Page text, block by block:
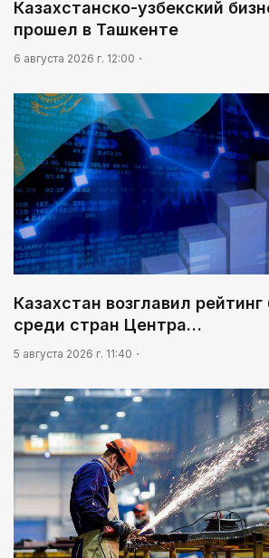
Казахстанско-узбекский
прошел в Ташкенте
6 августа 2026 г. 12:00
Казахстан возглавил
среди стран Центра…
5 августа 2026 г. 11:40